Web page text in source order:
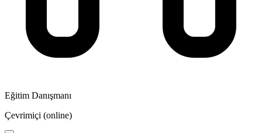
Eğitim Danışmanı
Çevrimiçi (online)